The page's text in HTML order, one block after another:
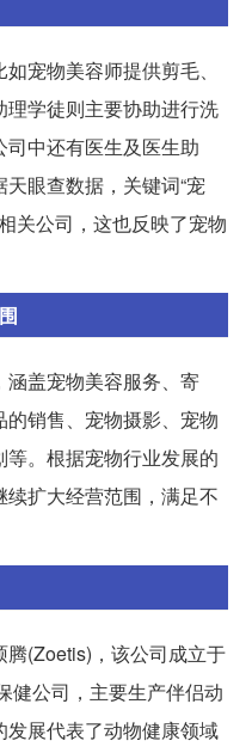
宠物美容师提供剪毛、
学徒则主要协助进行洗
中还有医生及医生助
眼查数据，关键词“宠
关公司，这也反映了宠物
盖宠物美容服务、寄
销售、宠物摄影、宠物
。根据宠物行业发展的
扩大经营范围，满足不
(Zoetis)，该公司成立于
健公司，主要生产伴侣动
展代表了动物健康领域